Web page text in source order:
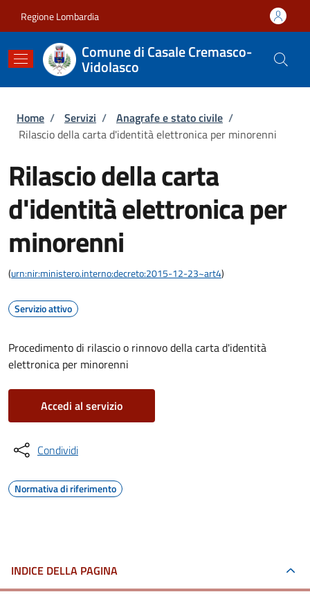
Regione Lombardia
Comune di Casale Cremasco-
Vidolasco
Briciole di pane
Home / Servizi / Anagrafe e stato civile /
Rilascio della carta d'identità elettronica per minorenni
Rilascio della carta
d'identità elettronica per
minorenni
(urn:nir:ministero.interno:decreto:2015-12-23~art4)
Servizio attivo
Procedimento di rilascio o rinnovo della carta d'identità
elettronica per minorenni
Accedi al servizio
Condividi
Normativa di riferimento
INDICE DELLA PAGINA